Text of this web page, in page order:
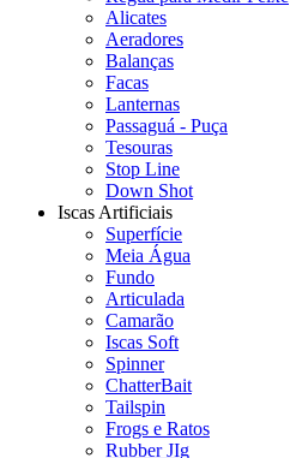
Alicates
Aeradores
Balanças
Facas
Lanternas
Passaguá - Puça
Tesouras
Stop Line
Down Shot
Iscas Artificiais
Superfície
Meia Água
Fundo
Articulada
Camarão
Iscas Soft
Spinner
ChatterBait
Tailspin
Frogs e Ratos
Rubber JIg